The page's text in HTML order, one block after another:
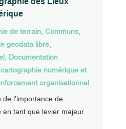
de terrain, Communs,
geodata libre,
, Documentation
numérique et
organisationnel
l’importance de
en tant que levier majeur